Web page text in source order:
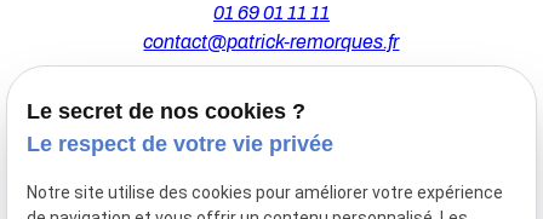
01 69 01 11 11
contact@patrick-remorques.fr
44 Avenue de la Division Leclerc
91160 BALLAINVILLIERS
Le secret de nos cookies ?
Le respect de votre vie privée
Notre site utilise des cookies pour améliorer votre expérience